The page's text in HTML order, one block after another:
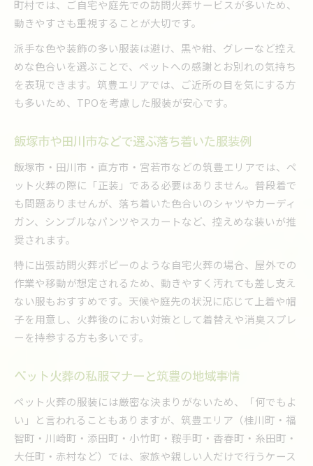
黒やグレーの私服が選ばれる理由を解説
筑豊エリアのペット火葬で好まれるカラー
落ち着いた色の服装が大切な理由とは
派手すぎない私服で静かに見送る方法
直方や嘉麻など地域ごとの火葬服マナー解説
直方や嘉麻のペット火葬で守るべき服装マナー
筑豊各地で異なるペット火葬の服装配慮点
ペット火葬を失礼なく行う地域別マナー
ペット火葬時に避けたい服装や持ち物の注意点
ペット火葬で避けるべき派手な服装や小物
ペット火葬にふさわしくない持ち物リスト
数珠や花などペット火葬時の持参マナー
ペット火葬でよくある服装トラブル回避策
香水やアクセサリーを控えた服装選びの理由
大切な家族を送る筑豊エリアでの服装選びの心得
筑豊エリアで安心して見送る服装の考え方
後悔しないペット火葬の服装選びポイント
ペット火葬の際に守るべき言葉とマナー
家族の想いを伝えるペット火葬の装い方
町村では、ご自宅や庭先での訪問火葬サービスが多いため、
動きやすさも重視することが大切です。
派手な色や装飾の多い服装は避け、黒や紺、グレーなど控え
めな色合いを選ぶことで、ペットへの感謝とお別れの気持ち
を表現できます。筑豊エリアでは、ご近所の目を気にする方
も多いため、TPOを考慮した服装が安心です。
飯塚市や田川市などで選ぶ落ち着いた服装例
飯塚市・田川市・直方市・宮若市などの筑豊エリアでは、ペ
ット火葬の際に「正装」である必要はありません。普段着で
も問題ありませんが、落ち着いた色合いのシャツやカーディ
ガン、シンプルなパンツやスカートなど、控えめな装いが推
奨されます。
特に出張訪問火葬ポピーのような自宅火葬の場合、屋外での
作業や移動が想定されるため、動きやすく汚れても差し支え
ない服もおすすめです。天候や庭先の状況に応じて上着や帽
子を用意し、火葬後のにおい対策として着替えや消臭スプレ
ーを持参する方も多いです。
ペット火葬の私服マナーと筑豊の地域事情
ペット火葬の服装には厳密な決まりがないため、「何でもよ
い」と言われることもありますが、筑豊エリア（桂川町・福
智町・川崎町・添田町・小竹町・鞍手町・香春町・糸田町・
大任町・赤村など）では、家族や親しい人だけで行うケース